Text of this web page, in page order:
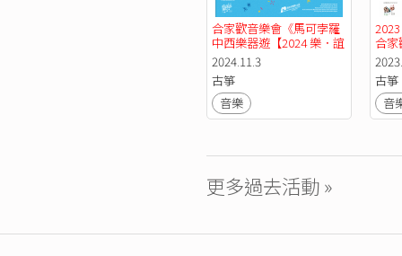
合家歡音樂會《馬可孛羅
中西樂器遊【2024 樂．誼
國際音樂節】
2024.11.3
古箏
音樂
合
中西
古箏
音
更多過去活動 »